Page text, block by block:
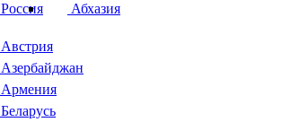
Россия
Абхазия
Австрия
Азербайджан
Армения
Беларусь